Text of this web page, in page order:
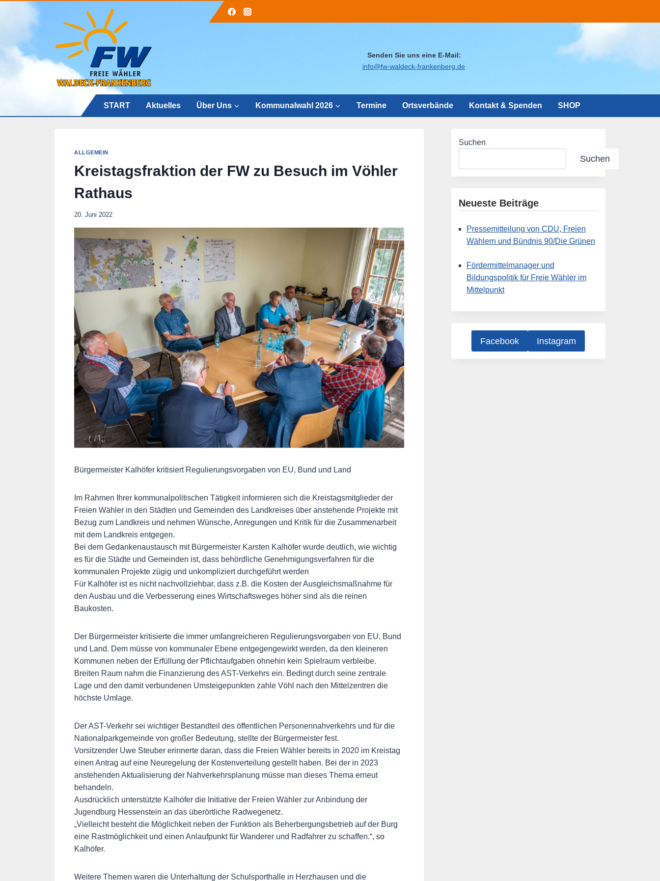
Senden Sie uns eine E-Mail:
info@fw-waldeck-frankenberg.de
START Aktuelles Über Uns Kommunalwahl 2026 Termine Ortsverbände Kontakt & Spenden SHOP
ALLGEMEIN
Kreistagsfraktion der FW zu Besuch im Vöhler
Rathaus
20. Juni 2022
Bürgermeister Kalhöfer kritisiert Regulierungsvorgaben von EU, Bund und Land
Im Rahmen Ihrer kommunalpolitischen Tätigkeit informieren sich die Kreistagsmitglieder der
Freien Wähler in den Städten und Gemeinden des Landkreises über anstehende Projekte mit
Bezug zum Landkreis und nehmen Wünsche, Anregungen und Kritik für die Zusammenarbeit
mit dem Landkreis entgegen.
Bei dem Gedankenaustausch mit Bürgermeister Karsten Kalhöfer wurde deutlich, wie wichtig
es für die Städte und Gemeinden ist, dass behördliche Genehmigungsverfahren für die
kommunalen Projekte zügig und unkompliziert durchgeführt werden
Für Kalhöfer ist es nicht nachvollziehbar, dass z.B. die Kosten der Ausgleichsmaßnahme für
den Ausbau und die Verbesserung eines Wirtschaftsweges höher sind als die reinen
Baukosten.
Der Bürgermeister kritisierte die immer umfangreicheren Regulierungsvorgaben von EU, Bund
und Land. Dem müsse von kommunaler Ebene entgegengewirkt werden, da den kleineren
Kommunen neben der Erfüllung der Pflichtaufgaben ohnehin kein Spielraum verbleibe.
Breiten Raum nahm die Finanzierung des AST-Verkehrs ein. Bedingt durch seine zentrale
Lage und den damit verbundenen Umsteigepunkten zahle Vöhl nach den Mittelzentren die
höchste Umlage.
Der AST-Verkehr sei wichtiger Bestandteil des öffentlichen Personennahverkehrs und für die
Nationalparkgemeinde von großer Bedeutung, stellte der Bürgermeister fest.
Vorsitzender Uwe Steuber erinnerte daran, dass die Freien Wähler bereits in 2020 im Kreistag
einen Antrag auf eine Neuregelung der Kostenverteilung gestellt haben. Bei der in 2023
anstehenden Aktualisierung der Nahverkehrsplanung müsse man dieses Thema erneut
behandeln.
Ausdrücklich unterstützte Kalhöfer die Initiative der Freien Wähler zur Anbindung der
Jugendburg Hessenstein an das überörtliche Radwegenetz.
„Vielleicht besteht die Möglichkeit neben der Funktion als Beherbergungsbetrieb auf der Burg
eine Rastmöglichkeit und einen Anlaufpunkt für Wanderer und Radfahrer zu schaffen.“, so
Kalhöfer.
Weitere Themen waren die Unterhaltung der Schulsporthalle in Herzhausen und die
Suchen
Suchen
Neueste Beiträge
Pressemitteilung von CDU, Freien
Wählern und Bündnis 90/Die Grünen
Fördermittelmanager und
Bildungspolitik für Freie Wähler im
Mittelpunkt
Facebook Instagram